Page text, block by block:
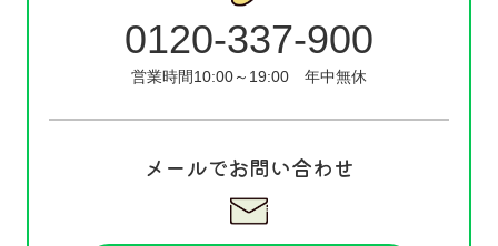
0120-337-900
営業時間10:00～19:00 年中無休
メールでお問い合わせ